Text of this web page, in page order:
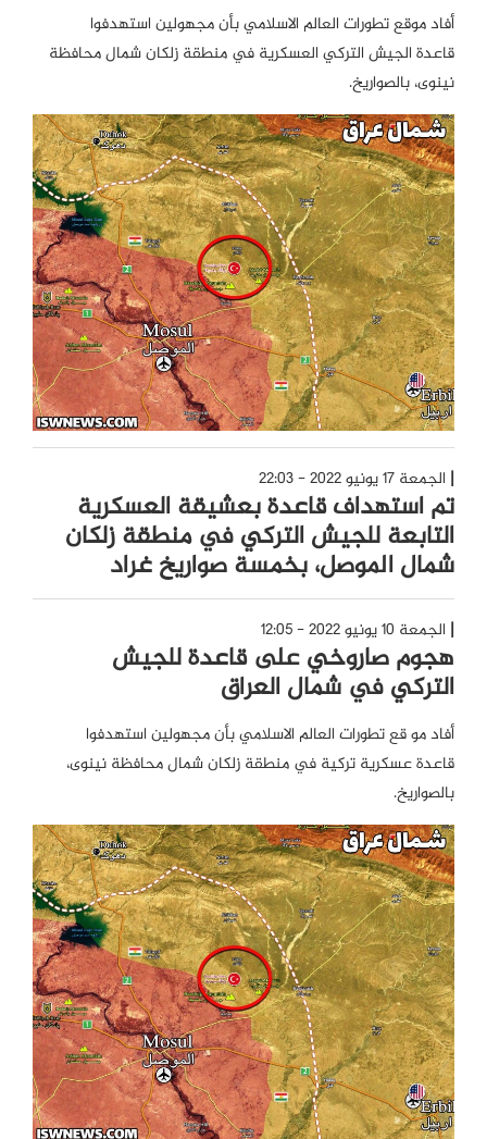
أفاد موقع تطورات العالم الاسلامي بأن مجهولين استهدفوا
قاعدة الجيش التركي العسكرية في منطقة زلكان شمال محافظة
نينوى، بالصواريخ.
الجمعة 17 يونيو 2022 - 22:03
تم استهداف قاعدة بعشيقة العسكرية
التابعة للجيش التركي في منطقة زلكان
شمال الموصل، بخمسة صواريخ غراد
الجمعة 10 يونيو 2022 - 12:05
هجوم صاروخي على قاعدة للجيش
التركي في شمال العراق
أفاد مو قع تطورات العالم الاسلامي بأن مجهولين استهدفوا
قاعدة عسكرية تركية في منطقة زلكان شمال محافظة نينوى،
بالصواريخ.